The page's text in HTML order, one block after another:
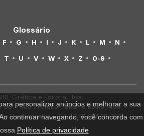
Glossário
F G H I J K L M
N
T U V W X Z 0-9
Gráfica e Editora Ltda.
36 - Rua Prefeito Takume Koike, 499 -
Vasconcelos - SP - CEP 08538-100
personalizar anúncios e melhorar a sua
continuar navegando, você concorda com
Política de privacidade